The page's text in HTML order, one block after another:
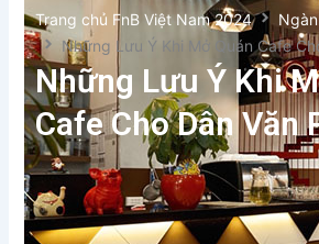
Trang chủ FnB Việt Nam 2024
Những Lưu Ý Khi Mở Quán Cafe
Những Lưu Ý Khi
Cafe Cho Dân Văn